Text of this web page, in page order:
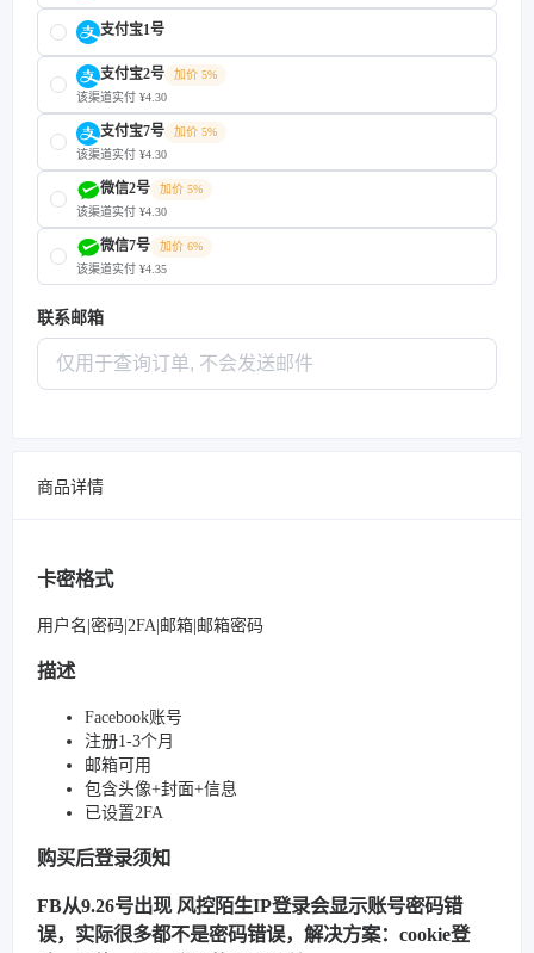
支付宝1号
支付宝2号
加价 5%
该渠道实付 ¥4.30
支付宝7号
加价 5%
该渠道实付 ¥4.30
微信2号
加价 5%
该渠道实付 ¥4.30
微信7号
加价 6%
该渠道实付 ¥4.35
联系邮箱
商品详情
卡密格式
用户名|密码|2FA|邮箱|邮箱密码
描述
Facebook账号
注册1-3个月
邮箱可用
包含头像+封面+信息
已设置2FA
购买后登录须知
FB从9.26号出现 风控陌生IP登录会显示账号密码错
误，实际很多都不是密码错误，解决方案：cookie登